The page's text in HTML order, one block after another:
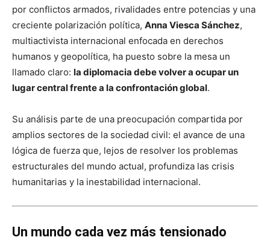
por conflictos armados, rivalidades entre potencias y una
creciente polarización política, Anna Viesca Sánchez,
multiactivista internacional enfocada en derechos
humanos y geopolítica, ha puesto sobre la mesa un
llamado claro: la diplomacia debe volver a ocupar un
lugar central frente a la confrontación global.
Su análisis parte de una preocupación compartida por
amplios sectores de la sociedad civil: el avance de una
lógica de fuerza que, lejos de resolver los problemas
estructurales del mundo actual, profundiza las crisis
humanitarias y la inestabilidad internacional.
Un mundo cada vez más tensionado